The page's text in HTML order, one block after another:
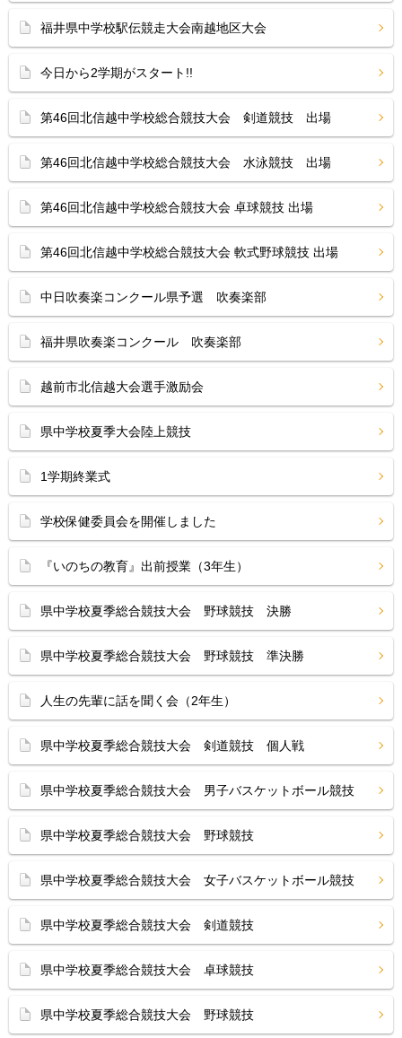
福井県中学校駅伝競走大会南越地区大会
今日から2学期がスタート!!
第46回北信越中学校総合競技大会 剣道競技 出場
第46回北信越中学校総合競技大会 水泳競技 出場
第46回北信越中学校総合競技大会 卓球競技 出場
第46回北信越中学校総合競技大会 軟式野球競技 出場
中日吹奏楽コンクール県予選 吹奏楽部
福井県吹奏楽コンクール 吹奏楽部
越前市北信越大会選手激励会
県中学校夏季大会陸上競技
1学期終業式
学校保健委員会を開催しました
『いのちの教育』出前授業（3年生）
県中学校夏季総合競技大会 野球競技 決勝
県中学校夏季総合競技大会 野球競技 準決勝
人生の先輩に話を聞く会（2年生）
県中学校夏季総合競技大会 剣道競技 個人戦
県中学校夏季総合競技大会 男子バスケットボール競技
県中学校夏季総合競技大会 野球競技
県中学校夏季総合競技大会 女子バスケットボール競技
県中学校夏季総合競技大会 剣道競技
県中学校夏季総合競技大会 卓球競技
県中学校夏季総合競技大会 野球競技